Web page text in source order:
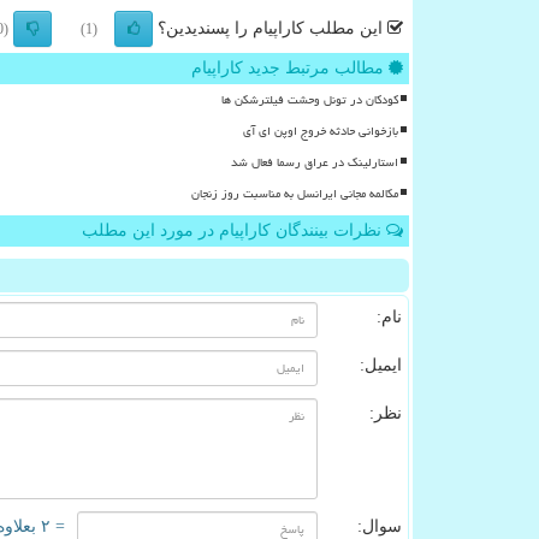
این مطلب کاراپیام را پسندیدین؟ (1)
(0)
مطالب مرتبط جدید کاراپیام
کودکان در تونل وحشت فیلترشکن ها
بازخوانی حادثه خروج اوپن ای آی
استارلینک در عراق رسما فعال شد
مکالمه مجانی ایرانسل به مناسبت روز زنجان
نظرات بینندگان کاراپیام در مورد این مطلب
نام:
ایمیل:
نظر:
سوال: = ۲ بعلاوه ۲